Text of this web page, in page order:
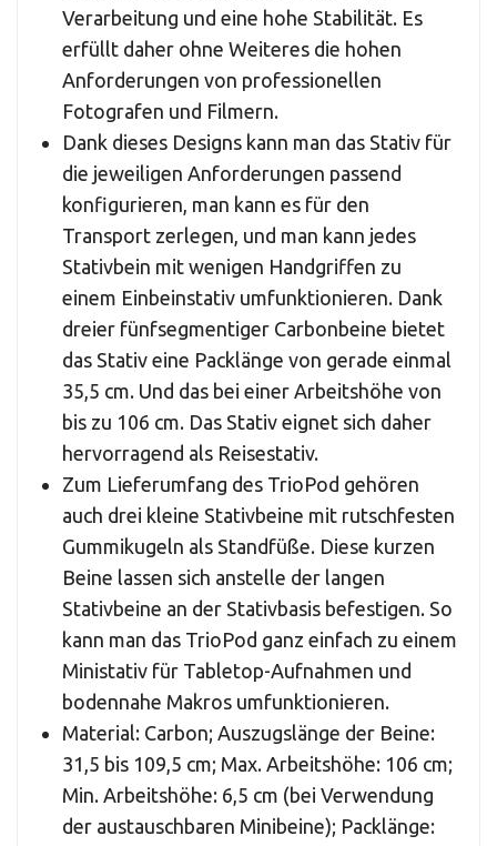
Verarbeitung und eine hohe Stabilität. Es
erfüllt daher ohne Weiteres die hohen
Anforderungen von professionellen
Fotografen und Filmern.
Dank dieses Designs kann man das Stativ für
die jeweiligen Anforderungen passend
konfigurieren, man kann es für den
Transport zerlegen, und man kann jedes
Stativbein mit wenigen Handgriffen zu
einem Einbeinstativ umfunktionieren. Dank
dreier fünfsegmentiger Carbonbeine bietet
das Stativ eine Packlänge von gerade einmal
35,5 cm. Und das bei einer Arbeitshöhe von
bis zu 106 cm. Das Stativ eignet sich daher
hervorragend als Reisestativ.
Zum Lieferumfang des TrioPod gehören
auch drei kleine Stativbeine mit rutschfesten
Gummikugeln als Standfüße. Diese kurzen
Beine lassen sich anstelle der langen
Stativbeine an der Stativbasis befestigen. So
kann man das TrioPod ganz einfach zu einem
Ministativ für Tabletop-Aufnahmen und
bodennahe Makros umfunktionieren.
Material: Carbon; Auszugslänge der Beine:
31,5 bis 109,5 cm; Max. Arbeitshöhe: 106 cm;
Min. Arbeitshöhe: 6,5 cm (bei Verwendung
der austauschbaren Minibeine); Packlänge: